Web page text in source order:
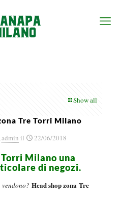
Show all
Tre Torri Milano
admin il 22/06/2018
Milano una
di negozi.
vendono? Head shop zona Tre